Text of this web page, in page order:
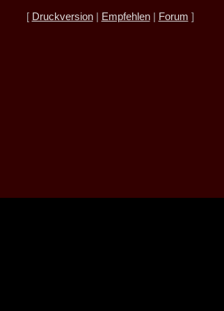
[ Druckversion| Empfehlen| Forum ]